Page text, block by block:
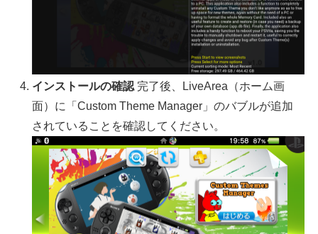
インストールの確認 完了後、LiveArea（ホーム画
面）に「Custom Theme Manager」のバブルが追加
されていることを確認してください。